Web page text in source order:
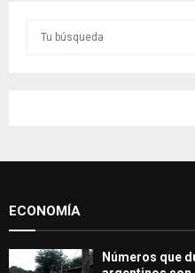
o
ECONOMÍA
Números que